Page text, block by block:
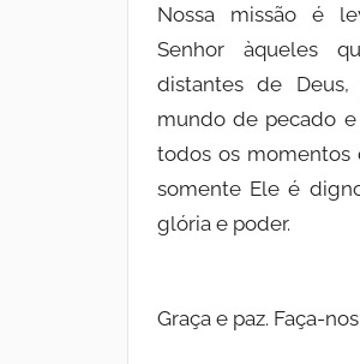
Nossa missão é
Senhor àqueles
distantes de
mundo de pecado
todos os momentos
somente Ele é
glória e poder.
Graça e paz. Faça-